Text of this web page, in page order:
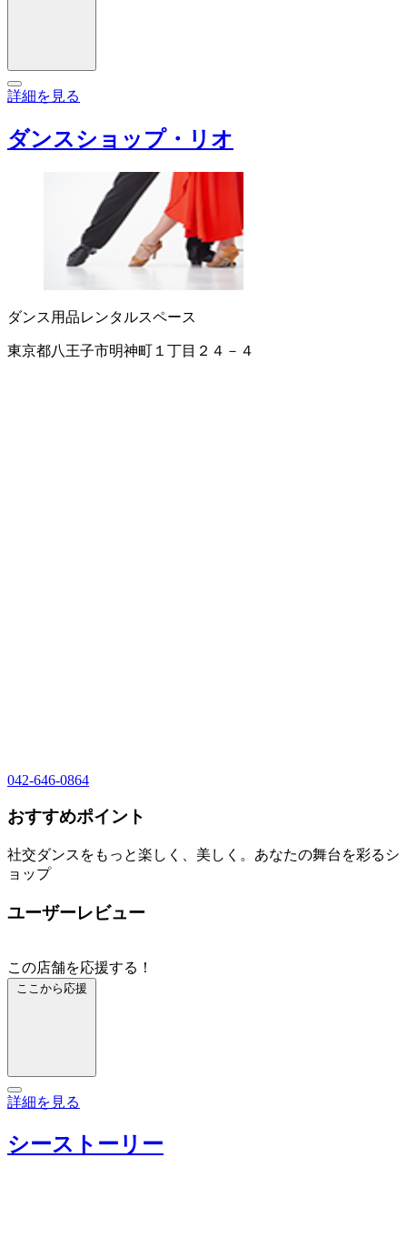
詳細を見る
ダンスショップ・リオ
ダンス用品レンタルスペース
東京都八王子市明神町１丁目２４－４
042-646-0864
おすすめポイント
社交ダンスをもっと楽しく、美しく。あなたの舞台を彩るシ
ョップ
ユーザーレビュー
この店舗を応援する！
ここから応援
詳細を見る
シーストーリー